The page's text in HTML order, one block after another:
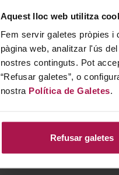
Aquest lloc web utilitza
Fem servir galetes pròpies i
pàgina web, analitzar l'ús
nostres continguts. Pot
“Refusar galetes”, o
nostra Política de Galetes.
Refusar galetes